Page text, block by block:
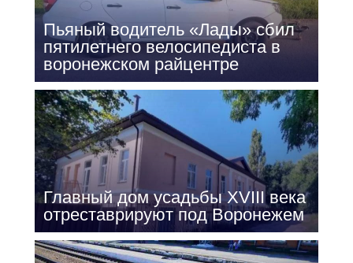
Пьяный водитель «Лады» сбил
пятилетнего велосипедиста в
воронежском райцентре
Главный дом усадьбы XVIII века
отреставрируют под Воронежем